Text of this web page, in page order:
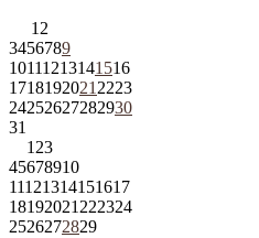
1 2
3456789
10111213141516
1718192021 2223
24252627282930
31
1 23
45678910
11121314151617
18192021 222324
2526272829